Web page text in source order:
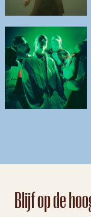
Blijf op de